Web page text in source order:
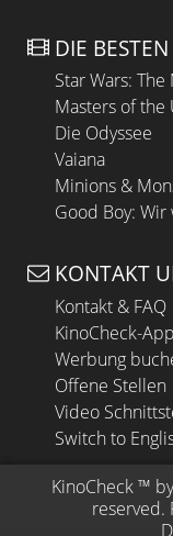
DIE
Star Wars:
Masters of the
Die Odyssee
Vaiana
Minions &
Good Boy:
KONTAKT
Kontakt & FAQ
KinoCheck-App
Werbung
Offene Stellen
Video
Switch to
KinoCheck ™
reserved.